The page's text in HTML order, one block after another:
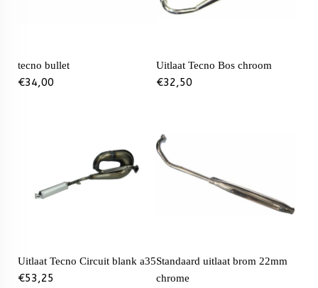
tecno bullet
€34,00
Uitlaat Tecno Bos chroom
€32,50
Uitlaat Tecno Circuit blank a35
€53,25
Standaard uitlaat brom 22mm
chrome